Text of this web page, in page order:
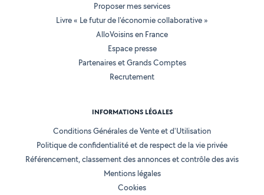
Proposer mes services
Livre « Le futur de l'économie collaborative »
AlloVoisins en France
Espace presse
Partenaires et Grands Comptes
Recrutement
INFORMATIONS LÉGALES
Conditions Générales de Vente et d'Utilisation
Politique de confidentialité et de respect de la vie privée
Référencement, classement des annonces et contrôle des avis
Mentions légales
Cookies